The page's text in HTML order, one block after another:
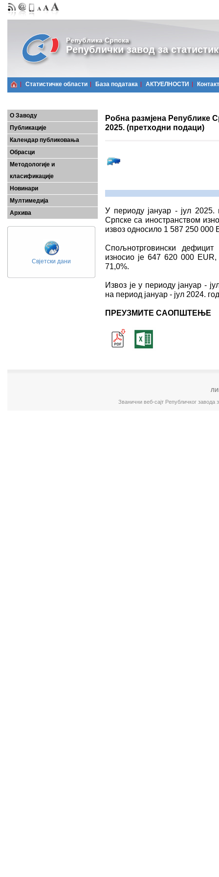
Република Српска
Републички завод за
Статистичке области Базa података АКТУЕЛНОСТИ Контакт
О Заводу
Публикације
Календар публиковања
Обрасци
Методологије и
класификације
Новинари
Мултимедија
Архива
Свјетски дани
Робна размјена Републике
2025. (претходни подаци)
У периоду јануар - јул 2025.
Српске са иностранством
извоз односило 1 587 250
Спољнотрговински
износио је 647 620 000 ЕUR,
71,0%.
Извоз је у периоду јануар -
на период јануар - јул 2024.
ПРЕУЗМИТЕ САОПШТЕЊЕ
Званични веб-сајт Републичког